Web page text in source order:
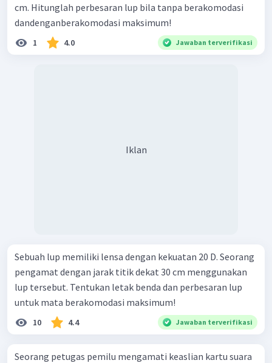
cm. Hitunglah perbesaran lup bila tanpa berakomodasi
dandenganberakomodasi maksimum!
1 4.0 Jawaban terverifikasi
Iklan
Sebuah lup memiliki lensa dengan kekuatan 20 D. Seorang
pengamat dengan jarak titik dekat 30 cm menggunakan
lup tersebut. Tentukan letak benda dan perbesaran lup
untuk mata berakomodasi maksimum!
10 4.4 Jawaban terverifikasi
Seorang petugas pemilu mengamati keaslian kartu suara